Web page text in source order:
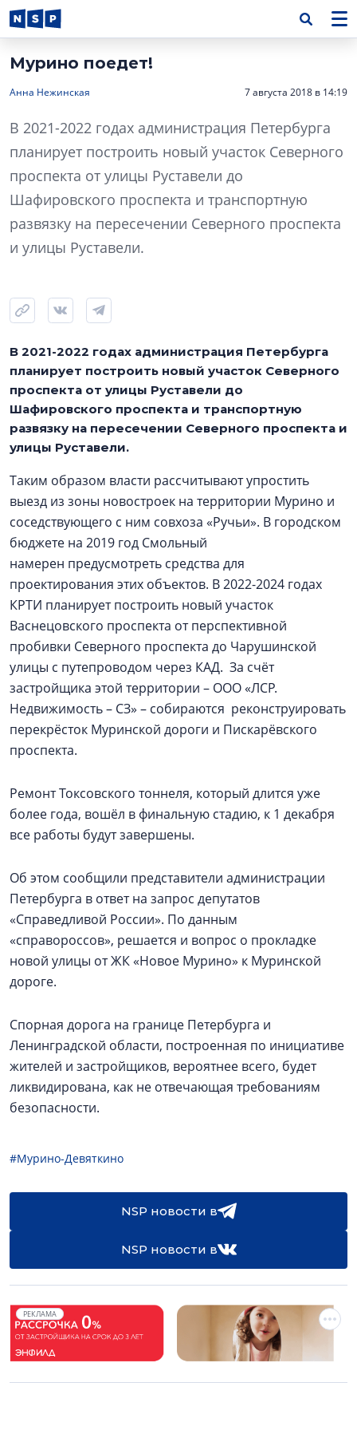
Мурино поедет!
Анна Нежинская 7 августа 2018 в 14:19
В 2021-2022 годах администрация Петербурга
планирует построить новый участок Северного
проспекта от улицы Руставели до
Шафировского проспекта и транспортную
развязку на пересечении Северного проспекта
и улицы Руставели.
В 2021-2022 годах администрация Петербурга
планирует построить новый участок Северного
проспекта от улицы Руставели до
Шафировского проспекта и транспортную
развязку на пересечении Северного проспекта и
улицы Руставели.
Таким образом власти рассчитывают упростить
выезд из зоны новостроек на территории Мурино и
соседствующего с ним совхоза «Ручьи». В городском
бюджете на 2019 год Смольный
намерен предусмотреть средства для
проектирования этих объектов. В 2022-2024 годах
КРТИ планирует построить новый участок
Васнецовского проспекта от перспективной
пробивки Северного проспекта до Чарушинской
улицы с путепроводом через КАД. За счёт
застройщика этой территории – ООО «ЛСР.
Недвижимость – СЗ» – собираются реконструировать
перекрёсток Муринской дороги и Пискарёвского
проспекта.
Ремонт Токсовского тоннеля, который длится уже
более года, вошёл в финальную стадию, к 1 декабря
все работы будут завершены.
Об этом сообщили представители администрации
Петербурга в ответ на запрос депутатов
«Справедливой России». По данным
«справороссов», решается и вопрос о прокладке
новой улицы от ЖК «Новое Мурино» к Муринской
дороге.
Спорная дорога на границе Петербурга и
Ленинградской области, построенная по инициативе
жителей и застройщиков, вероятнее всего, будет
ликвидирована, как не отвечающая требованиям
безопасности.
#Мурино-Девяткино
NSP новости в
NSP новости в
РЕКЛАМА